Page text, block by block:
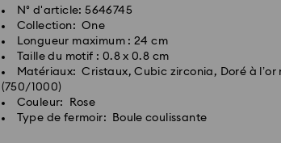
N° d'article: 5646745
Collection: One
Longueur maximum : 24 cm
Taille du motif : 0.8 x 0.8 cm
Matériaux: Cristaux, Cubic zirconia, Doré à l’or
(750/1000)
Couleur: Rose
Type de fermoir: Boule coulissante
Pour l’instant, Swarovski n’est pas en mesure
livraisons vers les boîtes postales ou les adresses